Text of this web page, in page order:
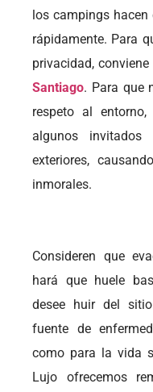
los campings
rápidamente. Para
privacidad,
Santiago. Para que
respeto al
algunos invitados
exteriores,
inmorales.
Consideren que
hará que huele
desee huir del
fuente de
como para la vida
Lujo ofrecemos